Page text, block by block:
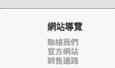
網站導覽
聯絡我們
官方網站
銷售通路